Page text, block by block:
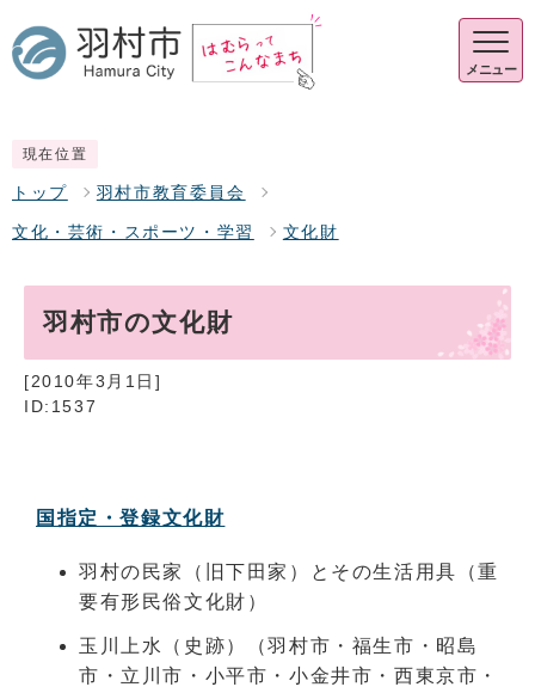
メニュー
現在位置
トップ 羽村市教育委員会
文化・芸術・スポーツ・学習 文化財
羽村市の文化財
[2010年3月1日]
ID:1537
国指定・登録文化財
羽村の民家（旧下田家）とその生活用具（重
要有形民俗文化財）
玉川上水（史跡）（羽村市・福生市・昭島
市・立川市・小平市・小金井市・西東京市・